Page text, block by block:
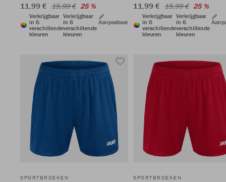
11,99 € 15,99 € 25 %
Verkrijgbaar
in 6
verschillende
kleuren
Verkrijgbaar
in 6
verschillende
kleuren
Aanpasbaar
11,99 € 15,99 € 25 %
Verkrijgbaar
in 6
verschillende
kleuren
Verkrijgbaar
in 6
verschillende
kleuren
SPORTBROEKEN SPORTBROEKEN